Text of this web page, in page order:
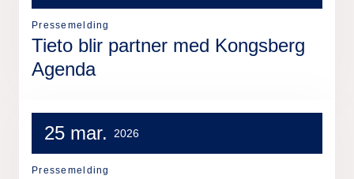
Pressemelding
Tieto blir partner med Kongsberg
Agenda
25 mar. 2026
Pressemelding